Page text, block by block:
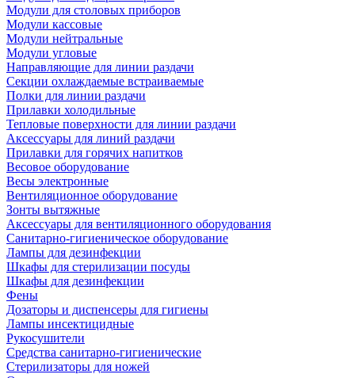
Модули для столовых приборов
Модули кассовые
Модули нейтральные
Модули угловые
Направляющие для линии раздачи
Секции охлаждаемые встраиваемые
Полки для линии раздачи
Прилавки холодильные
Тепловые поверхности для линии раздачи
Аксессуары для линий раздачи
Прилавки для горячих напитков
Весовое оборудование
Весы электронные
Вентиляционное оборудование
Зонты вытяжные
Аксессуары для вентиляционного оборудования
Санитарно-гигиеническое оборудование
Лампы для дезинфекции
Шкафы для стерилизации посуды
Шкафы для дезинфекции
Фены
Дозаторы и диспенсеры для гигиены
Лампы инсектицидные
Рукосушители
Средства санитарно-гигиенические
Стерилизаторы для ножей